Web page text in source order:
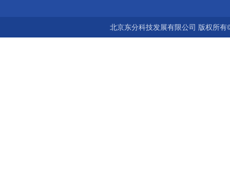
北京东分科技发展有限公司 版权所